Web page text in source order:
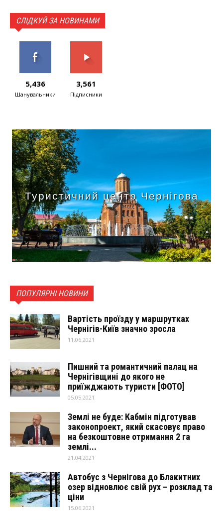
СЛІДКУЙ ЗА НОВИНАМИ
5,436
Шанувальники
3,561
Підписники
Туристичний центр Чернігова
ПОПУЛЯРНІ НОВИНИ
Вартість проїзду у маршрутках
Чернігів-Київ значно зросла
11.06.2021
Пишний та романтичний палац на
Чернігівщині до якого не
приїжджають туристи [ФОТО]
05.05.2021
Землі не буде: Кабмін підготував
законопроект, який скасовує право
на безкоштовне отримання 2 га
землі...
21.04.2021
Автобус з Чернігова до Блакитних
озер відновлює свій рух – розклад та
ціни
15.06.2021